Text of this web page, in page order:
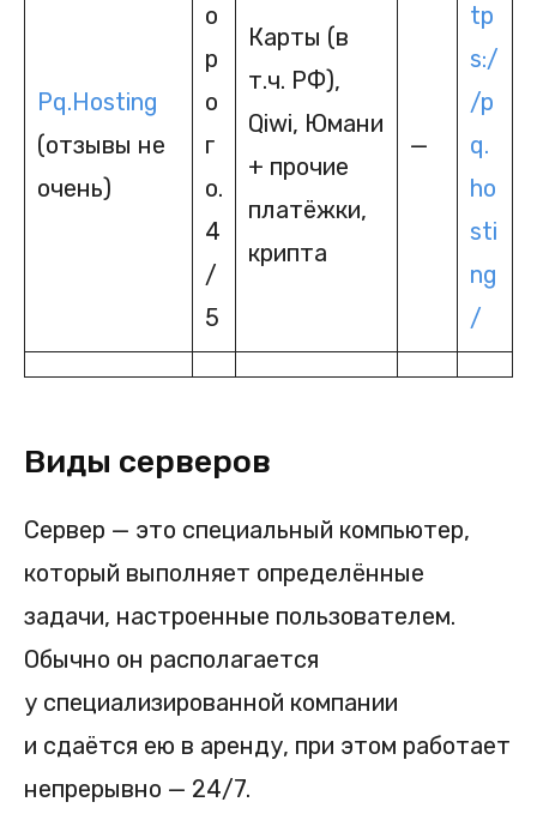
Pq.Hosting
(отзывы не
очень)
о
р
о
г
о.
4
/
5
Карты (в
т.ч. РФ),
Qiwi, Юмани
+ прочие
платёжки,
крипта
—
tp
s:/
/p
q.
ho
sti
ng
/
Виды серверов
Сервер — это специальный компьютер,
который выполняет определённые
задачи, настроенные пользователем.
Обычно он располагается
у специализированной компании
и сдаётся ею в аренду, при этом работает
непрерывно — 24/7.